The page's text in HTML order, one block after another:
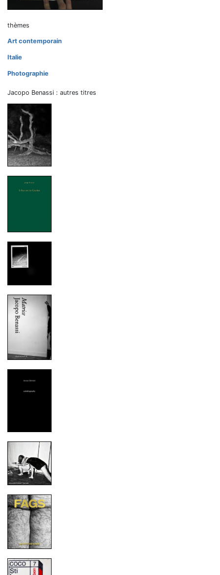
thèmes
Art contemporain
Italie
Photographie
Jacopo Benassi : autres titres